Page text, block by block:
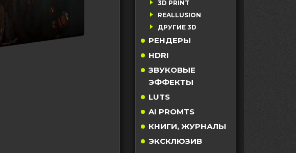
3D PRINT
REALLUSION
ДРУГИЕ 3D
РЕНДЕРЫ
HDRI
ЗВУКОВЫЕ
ЭФФЕКТЫ
LUTS
AI PROMTS
КНИГИ, ЖУРНАЛЫ
ЭКСКЛЮЗИВ